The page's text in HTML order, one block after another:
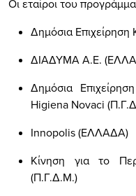
Οι εταίροι του
Δημόσια
ΔΙΑΔΥΜΑ Α.Ε.
Δημόσια
Higiena Novaci
Innopolis (ΕΛΛΑΔΑ)
Κίνηση για το
(Π.Γ.Δ.Μ.)